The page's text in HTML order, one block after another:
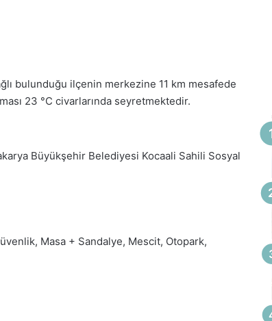
bulunduğu ilçenin merkezine 11 km mesafede
23 °C civarlarında seyretmektedir.
Büyükşehir Belediyesi Kocaali Sahili Sosyal
Masa + Sandalye, Mescit, Otopark,